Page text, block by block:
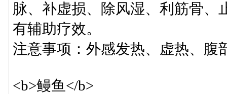
脉、补虚损、除风湿、利筋骨、
有辅助疗效。
注意事项：外感发热、虚热、腹
<b>鳗鱼</b>